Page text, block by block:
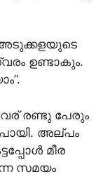
അടുക്കളയുടെ
ഉണ്ടാകും.
രണ്ടു പേരും
അല്പം
മീര
സമയം